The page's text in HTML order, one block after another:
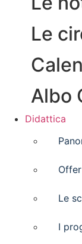
Le
Albo
Didattica
Le
I